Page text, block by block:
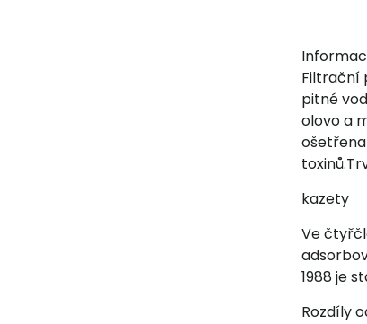
Filtrační
pitné
olovo a
kazety
Ve
1988 je
Rozdíly